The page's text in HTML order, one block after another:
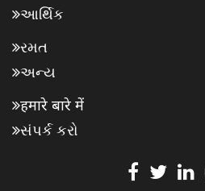
આર્થિક
રમત
અન્ય
हमारे बारे में
સંપર્ક કરો